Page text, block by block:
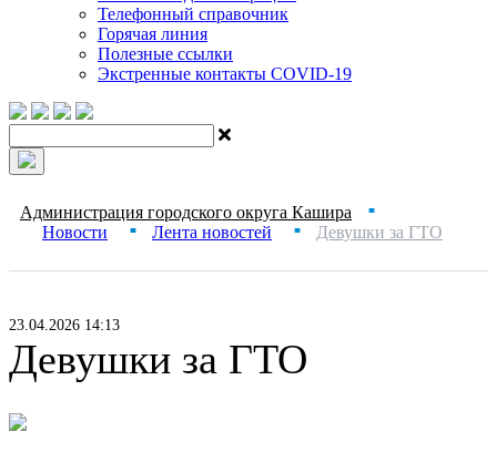
Телефонный справочник
Горячая линия
Полезные ссылки
Экстренные контакты COVID-19
Администрация городского округа Кашира ■
Новости ■ Лента новостей ■ Девушки за ГТО
23.04.2026 14:13
Девушки за ГТО